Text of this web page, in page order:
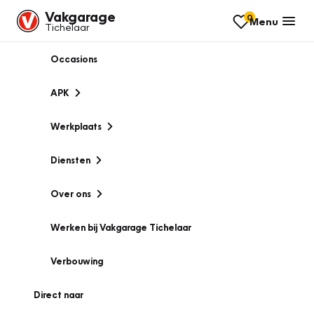
Vakgarage
Tichelaar
0Menu
Occasions
APK
Werkplaats
Diensten
Over ons
Werken bij Vakgarage Tichelaar
Verbouwing
Direct naar